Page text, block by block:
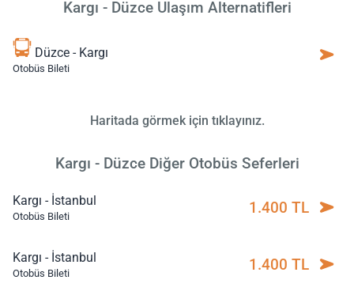
Kargı - Düzce Ulaşım Alternatifleri
Düzce - Kargı
Otobüs Bileti
Haritada görmek için tıklayınız.
Kargı - Düzce Diğer Otobüs Seferleri
Kargı - İstanbul
Otobüs Bileti 1.400 TL
Kargı - İstanbul
Otobüs Bileti 1.400 TL